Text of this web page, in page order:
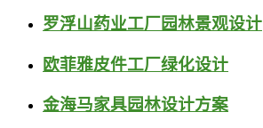
罗浮山药业工厂园林景观设计
欧菲雅皮件工厂绿化设计
金海马家具园林设计方案